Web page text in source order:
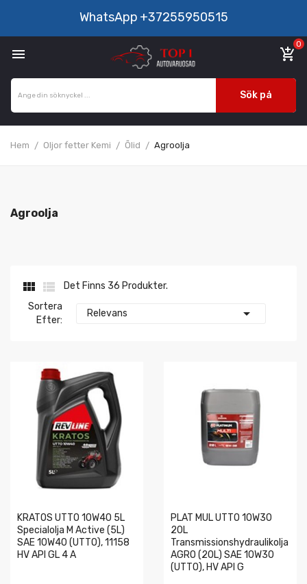
WhatsApp +37255950515
 add_shopping_cart
0
Sök på
Hem Oljor fetter Kemi Õlid Agroolja
Agroolja
 
Det Finns 36 Produkter.
Sortera
Efter:
Relevans 
KRATOS UTTO 10W40 5L
Specialolja M Active (5L)
SAE 10W40 (UTTO), 11158
HV API GL 4 A
PLAT MUL UTTO 10W30
20L
Transmissionshydraulikolja
AGRO (20L) SAE 10W30
(UTTO), HV API G